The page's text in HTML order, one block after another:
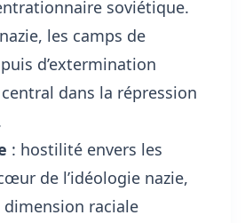
soviétique.
les camps de
d’extermination
dans la répression
: hostilité envers les
de l’idéologie nazie,
raciale